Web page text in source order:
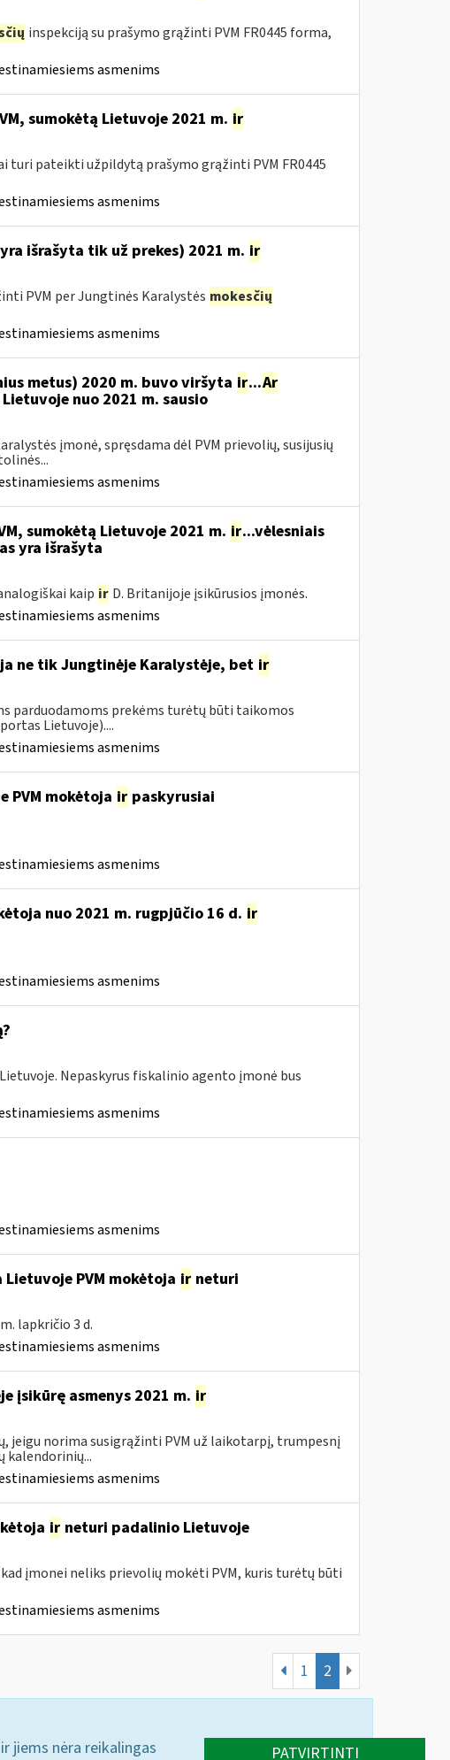
inspekciją su prašymo grąžinti PVM FR0445 forma,
asmenims
sumokėtą Lietuvoje 2021 m. ir
turi pateikti užpildytą prašymo grąžinti PVM FR0445
asmenims
išrašyta tik už prekes) 2021 m. ir
PVM per Jungtinės Karalystės mokesčių
asmenims
metus) 2020 m. buvo viršyta ir...Ar
nuo 2021 m. sausio
įmonė, spręsdama dėl PVM prievolių, susijusių
asmenims
sumokėtą Lietuvoje 2021 m. ir...vėlesniais
yra išrašyta
kaip ir D. Britanijoje įsikūrusios įmonės.
asmenims
ne tik Jungtinėje Karalystėje, bet ir
parduodamoms prekėms turėtų būti taikomos
Lietuvoje)....
asmenims
mokėtoja irpaskyrusiai
asmenims
nuo 2021 m. rugpjūčio 16 d. ir
asmenims
Nepaskyrus fiskalinio agento įmonė bus
asmenims
asmenims
PVM mokėtoja irneturi
lapkričio 3 d.
asmenims
įsikūrę asmenys 2021 m. ir
jeigu norima susigrąžinti PVM už laikotarpį, trumpesnį
kalendorinių...
asmenims
irneturi padalinio Lietuvoje
įmonei neliks prievolių mokėti PVM, kuris turėtų būti
asmenims
1 2
jiems nėra reikalingas
PATVIRTINTI